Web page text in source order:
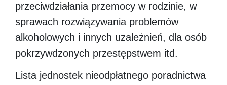
przeciwdziałania przemocy w rodzinie, w
sprawach rozwiązywania problemów
alkoholowych i innych uzależnień, dla osób
pokrzywdzonych przestępstwem itd.
Lista jednostek nieodpłatnego poradnictwa